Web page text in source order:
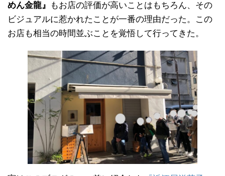
めん金龍』
もお店の評価が高いことはもちろん、その
ビジュアルに惹かれたことが一番の理由だった。この
お店も相当の時間並ぶことを覚悟して行ってきた。